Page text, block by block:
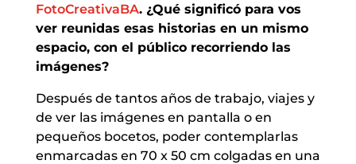
FotoCreativaBA. ¿Qué significó para vos
ver reunidas esas historias en un mismo
espacio, con el público recorriendo las
imágenes?
Después de tantos años de trabajo, viajes y
de ver las imágenes en pantalla o en
pequeños bocetos, poder contemplarlas
enmarcadas en 70 x 50 cm colgadas en una